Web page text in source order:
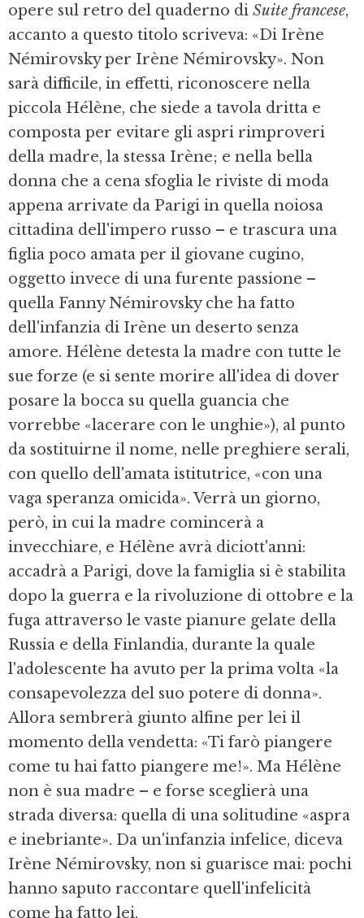
opere sul retro del quaderno di Suite francese,
accanto a questo titolo scriveva: «Di Irène
Némirovsky per Irène Némirovsky». Non
sarà difficile, in effetti, riconoscere nella
piccola Hélène, che siede a tavola dritta e
composta per evitare gli aspri rimproveri
della madre, la stessa Irène; e nella bella
donna che a cena sfoglia le riviste di moda
appena arrivate da Parigi in quella noiosa
cittadina dell'impero russo – e trascura una
figlia poco amata per il giovane cugino,
oggetto invece di una furente passione –
quella Fanny Némirovsky che ha fatto
dell'infanzia di Irène un deserto senza
amore. Hélène detesta la madre con tutte le
sue forze (e si sente morire all'idea di dover
posare la bocca su quella guancia che
vorrebbe «lacerare con le unghie»), al punto
da sostituirne il nome, nelle preghiere serali,
con quello dell'amata istitutrice, «con una
vaga speranza omicida». Verrà un giorno,
però, in cui la madre comincerà a
invecchiare, e Hélène avrà diciott'anni:
accadrà a Parigi, dove la famiglia si è stabilita
dopo la guerra e la rivoluzione di ottobre e la
fuga attraverso le vaste pianure gelate della
Russia e della Finlandia, durante la quale
l'adolescente ha avuto per la prima volta «la
consapevolezza del suo potere di donna».
Allora sembrerà giunto alfine per lei il
momento della vendetta: «Ti farò piangere
come tu hai fatto piangere me!». Ma Hélène
non è sua madre – e forse sceglierà una
strada diversa: quella di una solitudine «aspra
e inebriante». Da un'infanzia infelice, diceva
Irène Némirovsky, non si guarisce mai: pochi
hanno saputo raccontare quell'infelicità
come ha fatto lei.